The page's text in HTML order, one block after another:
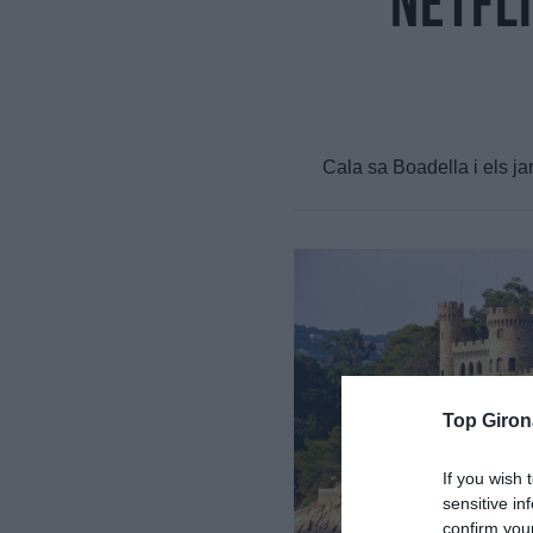
Top
If you wish
sensitive
confirm
Cala sa Boadella i els